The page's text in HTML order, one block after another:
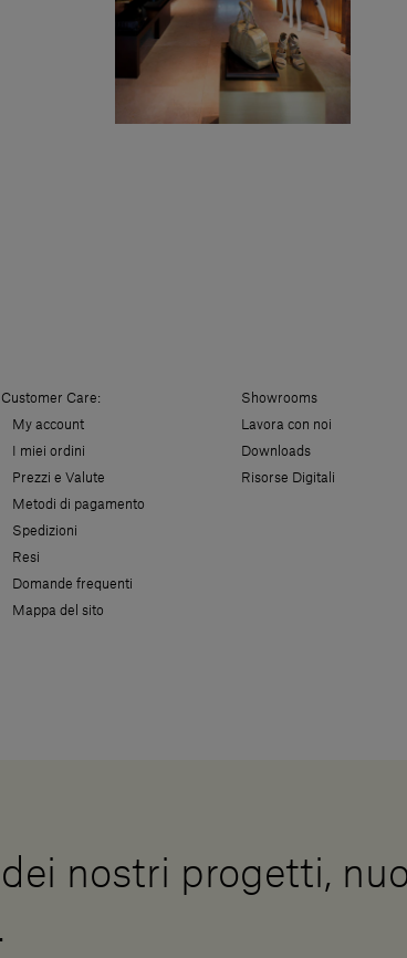
Customer Care:
My account
I miei ordini
Prezzi e Valute
Metodi di pagamento
Spedizioni
Resi
Domande frequenti
Mappa del sito
Showrooms
Lavora con noi
Downloads
Risorse Digitali
nostri progetti,